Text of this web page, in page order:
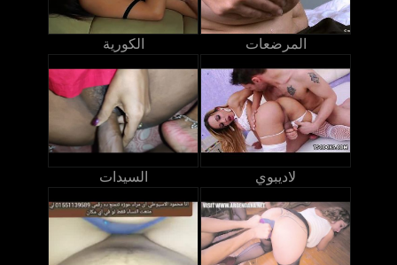
الكورية المرضعات
السيدات لاديبوي